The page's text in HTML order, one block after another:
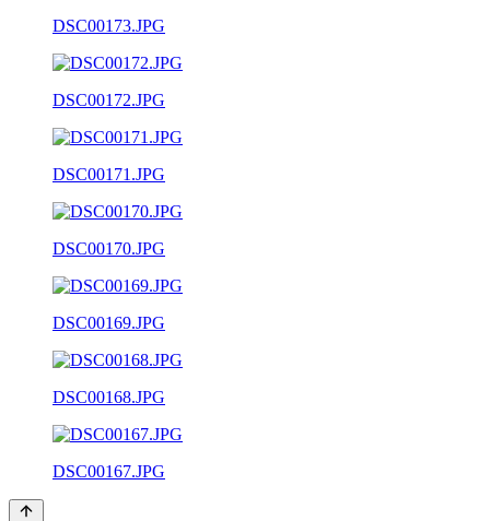
DSC00173.JPG
DSC00172.JPG
DSC00171.JPG
DSC00170.JPG
DSC00169.JPG
DSC00168.JPG
DSC00167.JPG